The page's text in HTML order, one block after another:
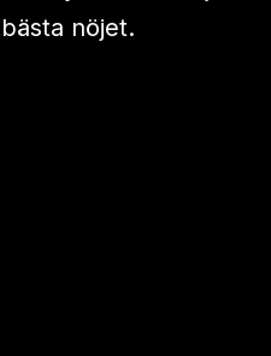
nöjet.